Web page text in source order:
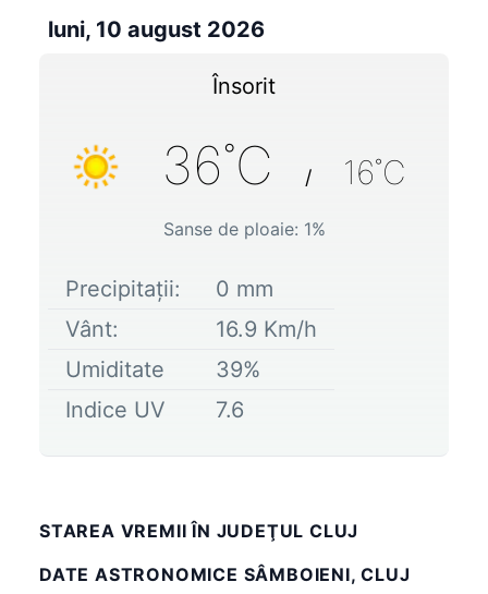
luni, 10 august 2026
Însorit
36˚C / 16˚C
Sanse de ploaie: 1%
Precipitații: 0 mm
Vânt:
16.9 Km/h
Umiditate
39%
Indice UV
7.6
STAREA VREMII ÎN JUDEŢUL CLUJ
DATE ASTRONOMICE SÂMBOIENI, CLUJ